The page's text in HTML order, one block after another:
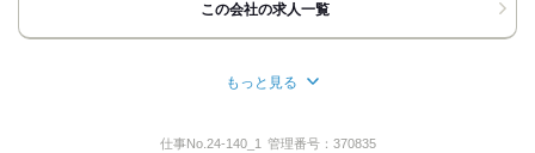
《お仕事決定までの基本的な流れ》
▼ご応募
▼スキルチェック、ヒアリング
この会社の求人一覧
神奈川県横浜市港北区新横浜２丁目６―３
もっと見る
仕事No. 24-140_1 管理番号： 370835